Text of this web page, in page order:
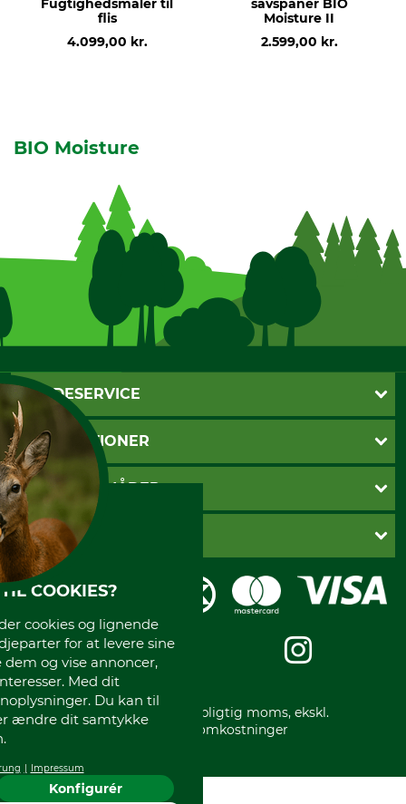
Fugtighedsmåler til
flis
4.099,00 kr.
savspåner BIO
Moisture II
2.599,00 kr.
BIO Moisture
KUNDESERVICE
Kontakt
Nyhedsbrev
Cookie-indstillinger
INFORMATIONER
Betalingsmåder
Fragt
Fortrydelsesret
Fortrydelse af din ordre
Reklamation
Privatlivspolitik
Impressum
Gratis returlabel
BETALINGSMÅDER
Dankort
Faktura
Mobile Pay
Kreditkort
DANSK SKOVKONTOR
Karriere
Messe datoer
Om os
International
* Alle priser inkl. lovpligtig moms, ekskl.
forsendelsesomkostninger
COOKIES?
cookies og lignende
for at levere sine
og vise annoncer,
Med dit
Du kan til
ændre dit samtykke
Impressum
Konfigurér